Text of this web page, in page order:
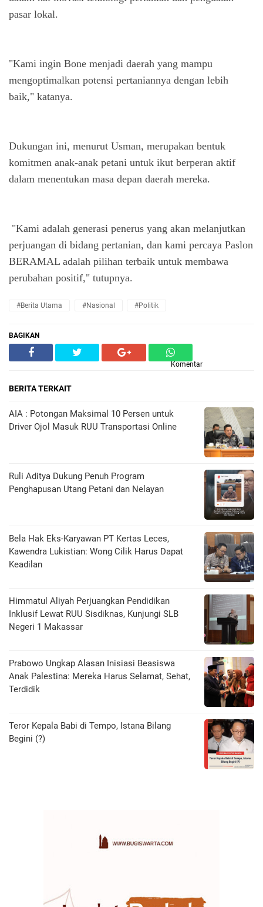
pasar lokal.
"Kami ingin Bone menjadi daerah yang mampu
mengoptimalkan potensi pertaniannya dengan lebih
baik," katanya.
Dukungan ini, menurut Usman, merupakan bentuk
komitmen anak-anak petani untuk ikut berperan aktif
dalam menentukan masa depan daerah mereka.
"Kami adalah generasi penerus yang akan melanjutkan
perjuangan di bidang pertanian, dan kami percaya Paslon
BERAMAL adalah pilihan terbaik untuk membawa
perubahan positif," tutupnya.
#Berita Utama #Nasional #Politik
BAGIKAN
Komentar
BERITA TERKAIT
AIA : Potongan Maksimal 10 Persen untuk
Driver Ojol Masuk RUU Transportasi Online
Ruli Aditya Dukung Penuh Program
Penghapusan Utang Petani dan Nelayan
Bela Hak Eks-Karyawan PT Kertas Leces,
Kawendra Lukistian: Wong Cilik Harus Dapat
Keadilan
Himmatul Aliyah Perjuangkan Pendidikan
Inklusif Lewat RUU Sisdiknas, Kunjungi SLB
Negeri 1 Makassar
Prabowo Ungkap Alasan Inisiasi Beasiswa
Anak Palestina: Mereka Harus Selamat, Sehat,
Terdidik
Teror Kepala Babi di Tempo, Istana Bilang
Begini (?)